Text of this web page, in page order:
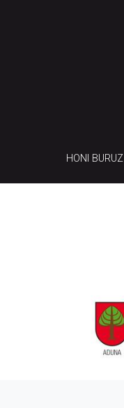
HONI BURUZ